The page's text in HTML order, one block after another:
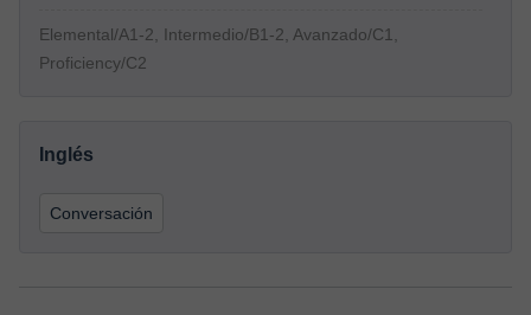
Elemental/A1-2, Intermedio/B1-2, Avanzado/C1,
Proficiency/C2
Inglés
Conversación